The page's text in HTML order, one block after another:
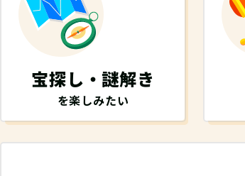
宝探し・謎解き
を楽しみたい